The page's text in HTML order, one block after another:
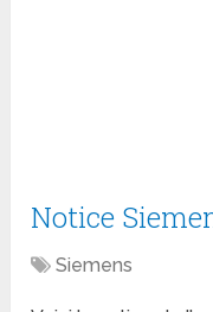
Notice
Siemens